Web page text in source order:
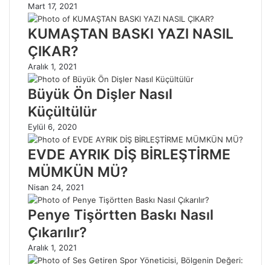
Mart 17, 2021
KUMAŞTAN BASKI YAZI NASIL
ÇIKAR?
Aralık 1, 2021
Büyük Ön Dişler Nasıl
Küçültülür
Eylül 6, 2020
EVDE AYRIK DİŞ BİRLEŞTİRME
MÜMKÜN MÜ?
Nisan 24, 2021
Penye Tişörtten Baskı Nasıl
Çıkarılır?
Aralık 1, 2021